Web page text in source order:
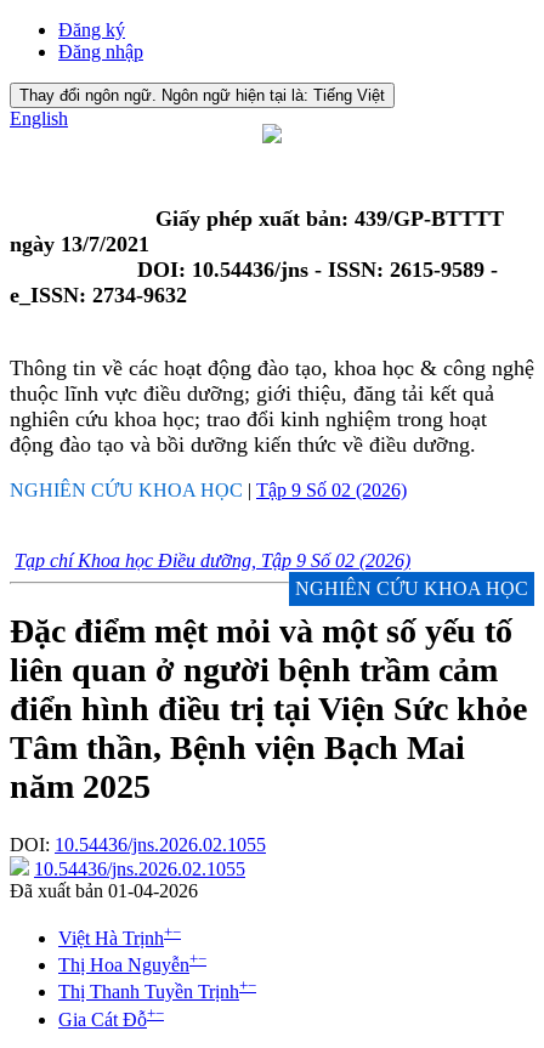
Đăng ký
Đăng nhập
Thay đổi ngôn ngữ. Ngôn ngữ hiện tại là: Tiếng Việt
English
Giấy phép xuất bản: 439/GP-BTTTT
ngày 13/7/2021
DOI: 10.54436/jns - ISSN: 2615-9589 -
e_ISSN: 2734-9632
Thông tin về các hoạt động đào tạo, khoa học & công nghệ
thuộc lĩnh vực điều dưỡng; giới thiệu, đăng tải kết quả
nghiên cứu khoa học; trao đổi kinh nghiệm trong hoạt
động đào tạo và bồi dưỡng kiến thức về điều dưỡng.
NGHIÊN CỨU KHOA HỌC | Tập 9 Số 02 (2026)
Tạp chí Khoa học Điều dưỡng, Tập 9 Số 02 (2026)
NGHIÊN CỨU KHOA HỌC
Đặc điểm mệt mỏi và một số yếu tố
liên quan ở người bệnh trầm cảm
điển hình điều trị tại Viện Sức khỏe
Tâm thần, Bệnh viện Bạch Mai
năm 2025
DOI: 10.54436/jns.2026.02.1055
10.54436/jns.2026.02.1055
Đã xuất bản 01-04-2026
Việt Hà Trịnh+−
Thị Hoa Nguyễn+−
Thị Thanh Tuyền Trịnh+−
Gia Cát Đỗ+−